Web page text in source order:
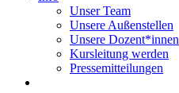
Unser Team
Unsere Außenstellen
Unsere Dozent*innen
Kursleitung werden
Pressemitteilungen